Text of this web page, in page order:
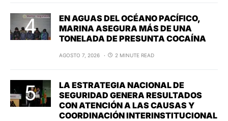
EN AGUAS DEL OCÉANO PACÍFICO,
MARINA ASEGURA MÁS DE UNA
TONELADA DE PRESUNTA COCAÍNA
AGOSTO 7, 2026 2 MINUTE READ
LA ESTRATEGIA NACIONAL DE
SEGURIDAD GENERA RESULTADOS
CON ATENCIÓN A LAS CAUSAS Y
COORDINACIÓN INTERINSTITUCIONAL